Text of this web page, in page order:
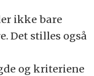
ikke bare
Det stilles også
og kriteriene